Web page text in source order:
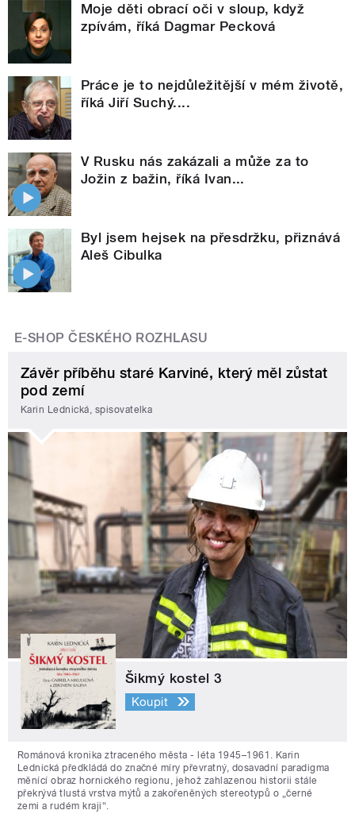
Moje děti obrací oči v sloup, když
zpívám, říká Dagmar Pecková
Práce je to nejdůležitější v mém životě,
říká Jiří Suchý....
V Rusku nás zakázali a může za to
Jožin z bažin, říká Ivan...
Byl jsem hejsek na přesdržku, přiznává
Aleš Cibulka
E-SHOP ČESKÉHO ROZHLASU
Závěr příběhu staré Karviné, který měl zůstat
pod zemí
Karin Lednická, spisovatelka
Šikmý kostel 3
Koupit
Románová kronika ztraceného města - léta 1945–1961. Karin
Lednická předkládá do značné míry převratný, dosavadní paradigma
měnící obraz hornického regionu, jehož zahlazenou historii stále
překrývá tlustá vrstva mýtů a zakořeněných stereotypů o „černé
zemi a rudém kraji“.